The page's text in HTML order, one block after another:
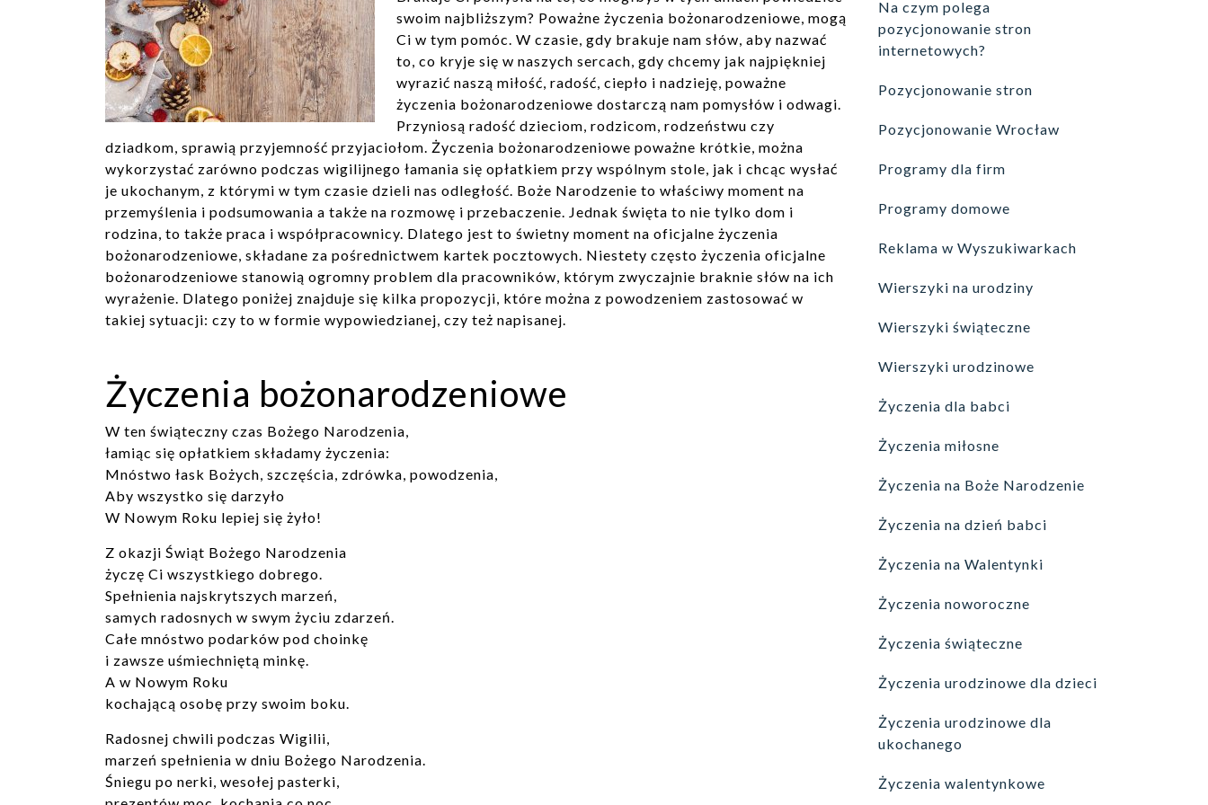
swoim najbliższym? Poważne życzenia bożonarodzeniowe, mogą
Ci w tym pomóc. W czasie, gdy brakuje nam słów, aby nazwać
to, co kryje się w naszych sercach, gdy chcemy jak najpiękniej
wyrazić naszą miłość, radość, ciepło i nadzieję, poważne
życzenia bożonarodzeniowe dostarczą nam pomysłów i odwagi.
Przyniosą radość dzieciom, rodzicom, rodzeństwu czy
dziadkom, sprawią przyjemność przyjaciołom. Życzenia bożonarodzeniowe poważne krótkie, można
wykorzystać zarówno podczas wigilijnego łamania się opłatkiem przy wspólnym stole, jak i chcąc wysłać
je ukochanym, z którymi w tym czasie dzieli nas odległość. Boże Narodzenie to właściwy moment na
przemyślenia i podsumowania a także na rozmowę i przebaczenie. Jednak święta to nie tylko dom i
rodzina, to także praca i współpracownicy. Dlatego jest to świetny moment na oficjalne życzenia
bożonarodzeniowe, składane za pośrednictwem kartek pocztowych. Niestety często życzenia oficjalne
bożonarodzeniowe stanowią ogromny problem dla pracowników, którym zwyczajnie braknie słów na ich
wyrażenie. Dlatego poniżej znajduje się kilka propozycji, które można z powodzeniem zastosować w
takiej sytuacji: czy to w formie wypowiedzianej, czy też napisanej.
Życzenia bożonarodzeniowe
W ten świąteczny czas Bożego Narodzenia,
łamiąc się opłatkiem składamy życzenia:
Mnóstwo łask Bożych, szczęścia, zdrówka, powodzenia,
Aby wszystko się darzyło
W Nowym Roku lepiej się żyło!
Z okazji Świąt Bożego Narodzenia
życzę Ci wszystkiego dobrego.
Spełnienia najskrytszych marzeń,
samych radosnych w swym życiu zdarzeń.
Całe mnóstwo podarków pod choinkę
i zawsze uśmiechniętą minkę.
A w Nowym Roku
kochającą osobę przy swoim boku.
Radosnej chwili podczas Wigilii,
marzeń spełnienia w dniu Bożego Narodzenia.
Śniegu po nerki, wesołej pasterki,
Na czym polega
pozycjonowanie stron
internetowych?
Pozycjonowanie stron
Pozycjonowanie Wrocław
Programy dla firm
Programy domowe
Reklama w Wyszukiwarkach
Wierszyki na urodziny
Wierszyki świąteczne
Wierszyki urodzinowe
Życzenia dla babci
Życzenia miłosne
Życzenia na Boże Narodzenie
Życzenia na dzień babci
Życzenia na Walentynki
Życzenia noworoczne
Życzenia świąteczne
Życzenia urodzinowe dla dzieci
Życzenia urodzinowe dla
ukochanego
Życzenia walentynkowe